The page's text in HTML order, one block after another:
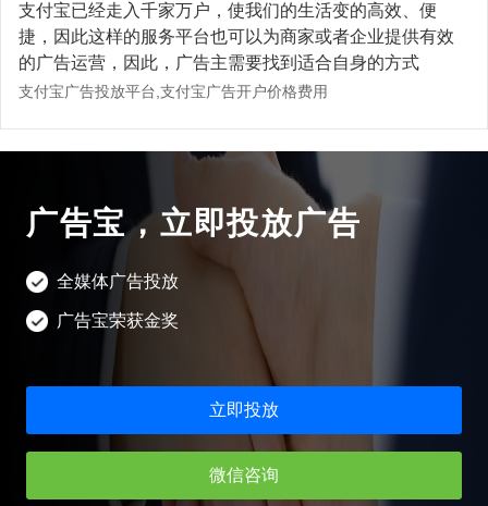
支付宝广告
oppo/vivo信息流
巨量广告开户
千川开户
微博广告开户
b站开户
磁力金牛开户
搜狗开户
360搜索开户
抖音团购开通
抖音橱窗开通
行业方案
广告宝技术支持
投放广告
支付宝已经走入千家万户，使我们的生活变的高效、便
捷，因此这样的服务平台也可以为商家或者企业提供有效
的广告运营，因此，广告主需要找到适合自身的方式
支付宝广告投放平台,支付宝广告开户价格费用
广告宝，立即投放广告
全媒体广告投放
广告宝荣获金奖
立即投放
微信咨询